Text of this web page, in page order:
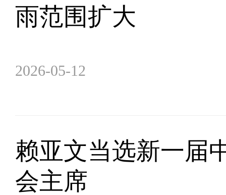
雨范围扩大
2026-05-12
赖亚文当选新一届
会主席